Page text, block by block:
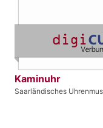
Kaminuhr
Saarländisches